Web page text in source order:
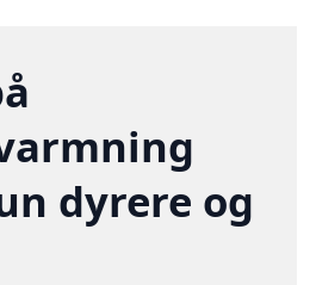
dyrere og